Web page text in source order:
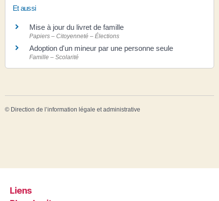
Et aussi
Mise à jour du livret de famille
Papiers – Citoyenneté – Élections
Adoption d'un mineur par une personne seule
Famille – Scolarité
© Direction de l’information légale et administrative
Liens